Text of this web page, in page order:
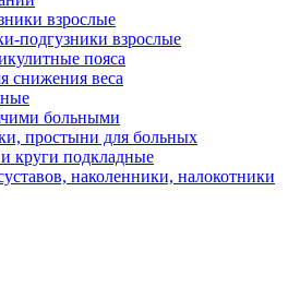
взрослые
подгузники взрослые
пояса
снижения веса
больными
простыни для больных
круги подкладные
наколенники, налокотники